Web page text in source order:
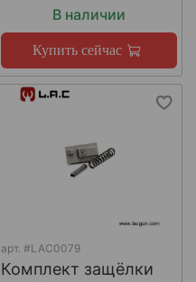
В наличии
Купить сейчас
арт. #LAC0079
Комплект защёлки